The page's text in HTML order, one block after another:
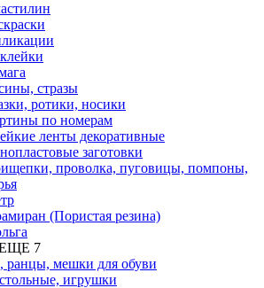
стразы
ротики, носики
по номерам
ленты декоративные
заготовки
проволка, пуговицы, помпоны,
(Пористая резина)
7
ранцы, мешки для обуви
игрушки